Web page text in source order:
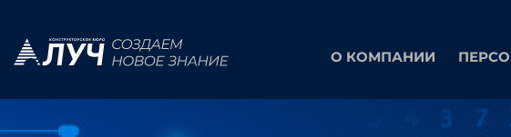
О КОМПАНИИ